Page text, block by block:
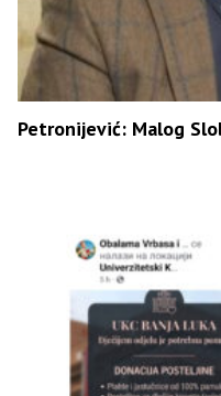
Petronijević: Malog